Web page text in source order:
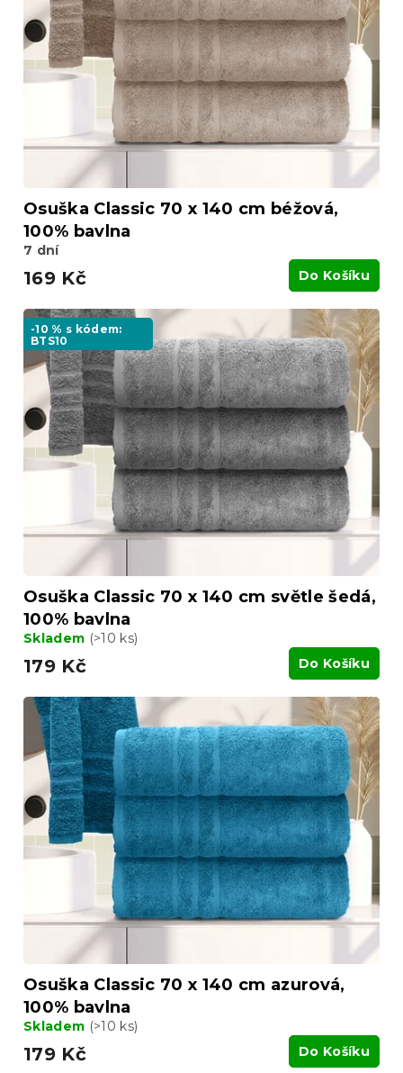
k
ů
p
o
d
Osuška Classic 70 x 140 cm béžová,
100% bavlna
7 dní
169 Kč Do Košíku
-10 % s kódem:
BTS10
Osuška Classic 70 x 140 cm světle šedá,
100% bavlna
Skladem (>10 ks)
179 Kč Do Košíku
Osuška Classic 70 x 140 cm azurová,
100% bavlna
Skladem (>10 ks)
179 Kč Do Košíku